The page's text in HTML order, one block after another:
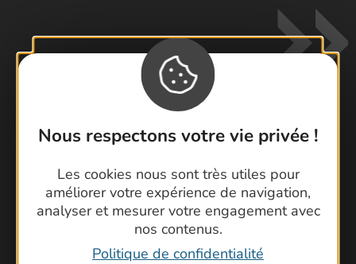
Nous respectons votre vie privée !
Les cookies nous sont très utiles pour
améliorer votre expérience de navigation,
analyser et mesurer votre engagement avec
nos contenus.
Politique de confidentialité
Foire aux questions
Brochures
Cartoguides et Topoguides
Latitude Gard